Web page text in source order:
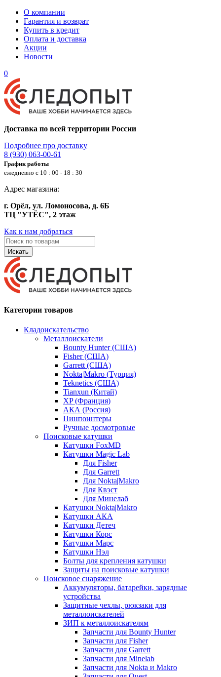
О компании
Гарантия и возврат
Купить в кредит
Оплата и доставка
Акции
Новости
0
Доставка по всей территории России
Подробнее про доставку
8 (930) 063-00-61
График работы
ежедневно с 10 : 00 - 18 : 30
Адрес магазина:
г. Орёл, ул. Ломоносова, д. 6Б
ТЦ "УТЁС", 2 этаж
Как к нам добраться
Искать
Категории товаров
Кладоискательство
Металлоискатели
Bounty Hunter (США)
Fisher (США)
Garrett (США)
Nokta|Makro (Турция)
Teknetics (США)
Tianxun (Китай)
XP (Франция)
АКА (Россия)
Пинпоинтеры
Ручные досмотровые
Поисковые катушки
Катушки FoxMD
Катушки Magic Lab
Для Fisher
Для Garrett
Для Nokta|Makro
Для Квэст
Для Минелаб
Катушки Nokta|Makro
Катушки АКА
Катушки Детеч
Катушки Корс
Катушки Марс
Катушки Нэл
Болты для крепления катушки
Защиты на поисковые катушки
Поисковое снаряжение
Аккумуляторы, батарейки, зарядные
устройства
Защитные чехлы, рюкзаки для
металлоискателей
ЗИП к металлоискателям
Запчасти для Bounty Hunter
Запчасти для Fisher
Запчасти для Garrett
Запчасти для Minelab
Запчасти для Nokta и Makro